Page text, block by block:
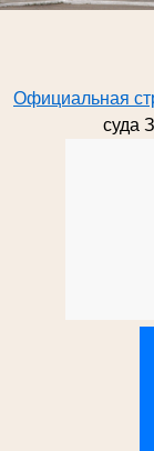
Официальная
суда